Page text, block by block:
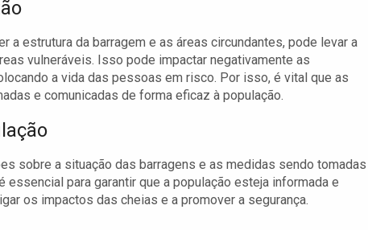
a estrutura da barragem e as áreas circundantes, pode levar a
vulneráveis. Isso pode impactar negativamente as
a vida das pessoas em risco. Por isso, é vital que as
e comunicadas de forma eficaz à população.
sobre a situação das barragens e as medidas sendo tomadas
para garantir que a população esteja informada e
os impactos das cheias e a promover a segurança.